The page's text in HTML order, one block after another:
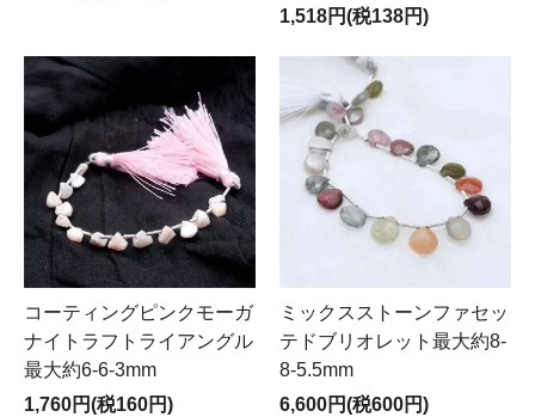
1,518円(税138円)
コーティングピンクモーガ
ナイトラフトライアングル
最大約6-6-3mm
1,760円(税160円)
ミックスストーンファセッ
テドブリオレット最大約8-
8-5.5mm
6,600円(税600円)